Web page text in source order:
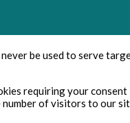
be used to serve
requiring your consent
of visitors to our